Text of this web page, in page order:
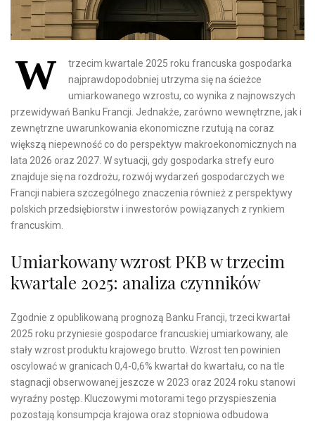
W
trzecim kwartale 2025 roku francuska gospodarka
najprawdopodobniej utrzyma się na ścieżce
umiarkowanego wzrostu, co wynika z najnowszych
przewidywań Banku Francji. Jednakże, zarówno wewnętrzne, jak i
zewnętrzne uwarunkowania ekonomiczne rzutują na coraz
większą niepewność co do perspektyw makroekonomicznych na
lata 2026 oraz 2027. W sytuacji, gdy gospodarka strefy euro
znajduje się na rozdrożu, rozwój wydarzeń gospodarczych we
Francji nabiera szczególnego znaczenia również z perspektywy
polskich przedsiębiorstw i inwestorów powiązanych z rynkiem
francuskim.
Umiarkowany wzrost PKB w trzecim
kwartale 2025: analiza czynników
Zgodnie z opublikowaną prognozą Banku Francji, trzeci kwartał
2025 roku przyniesie gospodarce francuskiej umiarkowany, ale
stały wzrost produktu krajowego brutto. Wzrost ten powinien
oscylować w granicach 0,4-0,6% kwartał do kwartału, co na tle
stagnacji obserwowanej jeszcze w 2023 oraz 2024 roku stanowi
wyraźny postęp. Kluczowymi motorami tego przyspieszenia
pozostają konsumpcja krajowa oraz stopniowa odbudowa